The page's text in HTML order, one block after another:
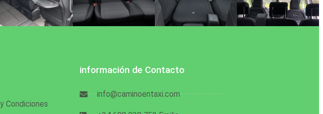
Condiciones
información de Contacto
info@caminoentaxi.com